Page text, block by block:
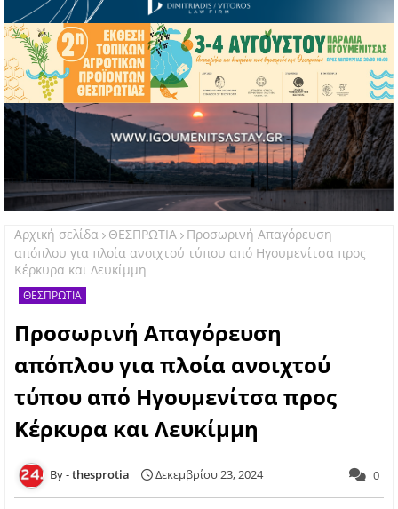
Αρχική σελίδα ΘΕΣΠΡΩΤΙΑ
Προσωρινή Απαγόρευση
απόπλου για πλοία ανοιχτού τύπου από Ηγουμενίτσα προς
Κέρκυρα και Λευκίμμη
ΘΕΣΠΡΩΤΙΑ
Προσωρινή Απαγόρευση
απόπλου για πλοία ανοιχτού
τύπου από Ηγουμενίτσα προς
Κέρκυρα και Λευκίμμη
thesprotia Δεκεμβρίου 23, 2024 0